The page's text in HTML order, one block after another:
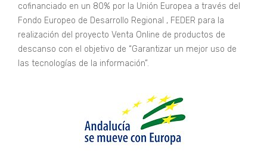
cofinanciado en un 80% por la Unión Europea a través del
Fondo Europeo de Desarrollo Regional , FEDER para la
realización del proyecto Venta Online de productos de
descanso con el objetivo de “Garantizar un mejor uso de
las tecnologías de la información”.